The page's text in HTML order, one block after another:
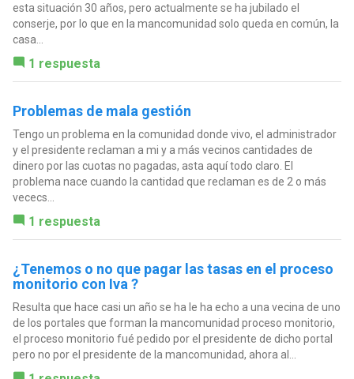
esta situación 30 años, pero actualmente se ha jubilado el
conserje, por lo que en la mancomunidad solo queda en común, la
casa...
1 respuesta
Problemas de mala gestión
Tengo un problema en la comunidad donde vivo, el administrador
y el presidente reclaman a mi y a más vecinos cantidades de
dinero por las cuotas no pagadas, asta aquí todo claro. El
problema nace cuando la cantidad que reclaman es de 2 o más
vececs...
1 respuesta
¿Tenemos o no que pagar las tasas en el proceso
monitorio con Iva ?
Resulta que hace casi un año se ha le ha echo a una vecina de uno
de los portales que forman la mancomunidad proceso monitorio,
el proceso monitorio fué pedido por el presidente de dicho portal
pero no por el presidente de la mancomunidad, ahora al...